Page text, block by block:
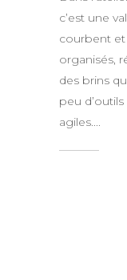
c’est une
courbent et
organisés,
des brins
peu
agiles....